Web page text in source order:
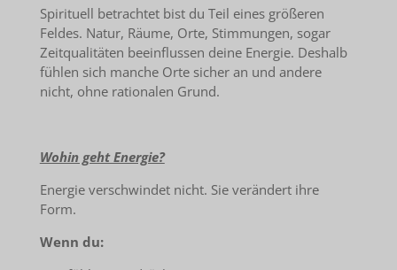
Spirituell betrachtet bist du Teil eines größeren
Feldes. Natur, Räume, Orte, Stimmungen, sogar
Zeitqualitäten beeinflussen deine Energie. Deshalb
fühlen sich manche Orte sicher an und andere
nicht, ohne rationalen Grund.
Wohin geht Energie?
Energie verschwindet nicht. Sie verändert ihre
Form.
Wenn du: